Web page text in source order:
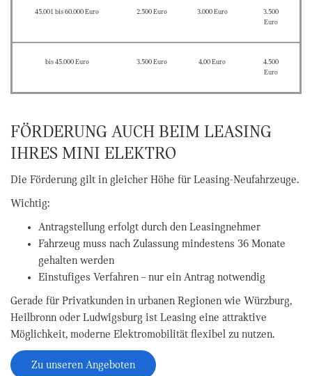
45.001 bis 60.000 Euro 2.500 Euro 3.000 Euro
3.500
Euro
bis 45.000 Euro 3.500 Euro 4.00 Euro
4.500
Euro
FÖRDERUNG AUCH BEIM LEASING
IHRES MINI ELEKTRO
Die Förderung gilt in gleicher Höhe für Leasing-Neufahrzeuge.
Wichtig:
Antragstellung erfolgt durch den Leasingnehmer
Fahrzeug muss nach Zulassung mindestens 36 Monate
gehalten werden
Einstufiges Verfahren – nur ein Antrag notwendig
Gerade für Privatkunden in urbanen Regionen wie Würzburg,
Heilbronn oder Ludwigsburg ist Leasing eine attraktive
Möglichkeit, moderne Elektromobilität flexibel zu nutzen.
Zu unseren Angeboten